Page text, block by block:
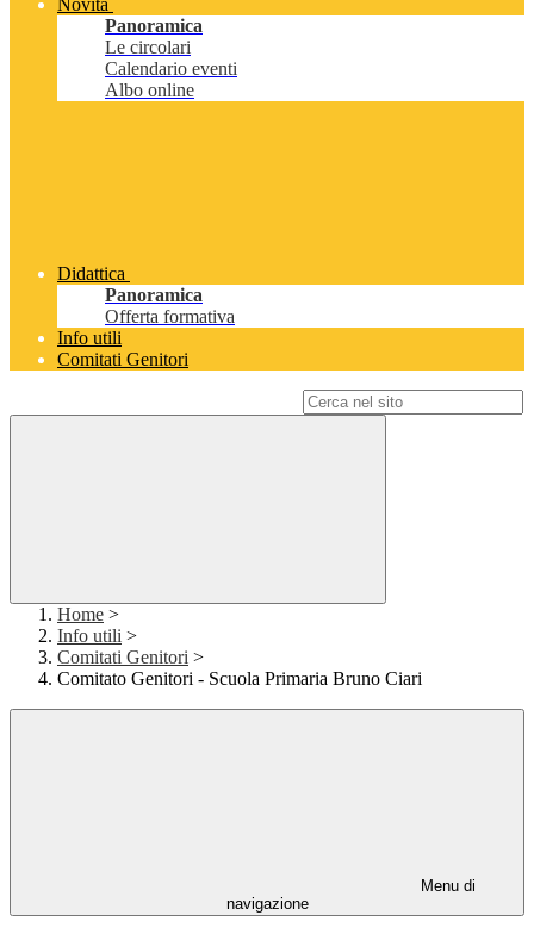
Novità
Panoramica
Le circolari
Calendario eventi
Albo online
Didattica
Panoramica
Offerta formativa
Info utili
Comitati Genitori
Home >
Info utili >
Comitati Genitori >
Comitato Genitori - Scuola Primaria Bruno Ciari
Menu di
navigazione